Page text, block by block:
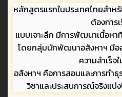
หลักสูตรแรกในประเทศไทยสำ
ต้องการ
แบบเจาะลึก มีการพัฒนาเนื้อห
โดยกลุ่มนักพัฒนาอสังหาฯ มือ
ความสำเร็จ
อสังหาฯ คือการสอนและการทำ
วิชาและประสบการณ์จริงแ